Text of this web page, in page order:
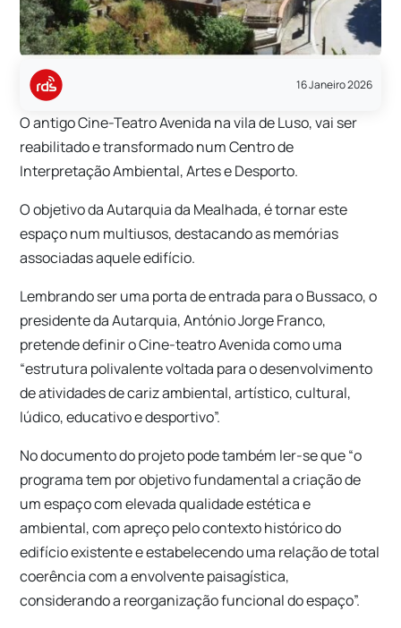
16 Janeiro 2026
O antigo Cine-Teatro Avenida na vila de Luso, vai ser
reabilitado e transformado num Centro de
Interpretação Ambiental, Artes e Desporto.
O objetivo da Autarquia da Mealhada, é tornar este
espaço num multiusos, destacando as memórias
associadas aquele edifício.
Lembrando ser uma porta de entrada para o Bussaco, o
presidente da Autarquia, António Jorge Franco,
pretende definir o Cine-teatro Avenida como uma
“estrutura polivalente voltada para o desenvolvimento
de atividades de cariz ambiental, artístico, cultural,
lúdico, educativo e desportivo”.
No documento do projeto pode também ler-se que “o
programa tem por objetivo fundamental a criação de
um espaço com elevada qualidade estética e
ambiental, com apreço pelo contexto histórico do
edifício existente e estabelecendo uma relação de total
coerência com a envolvente paisagística,
considerando a reorganização funcional do espaço”.